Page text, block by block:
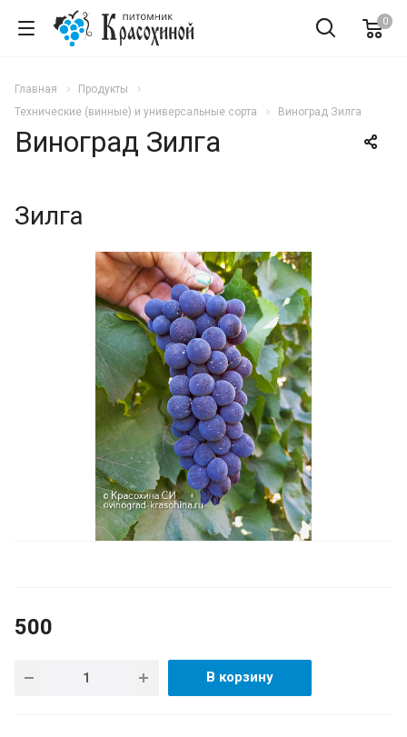
0
Главная
Продукты
Технические (винные) и универсальные сорта
Виноград Зилга
Виноград Зилга
Зилга
500
В корзину